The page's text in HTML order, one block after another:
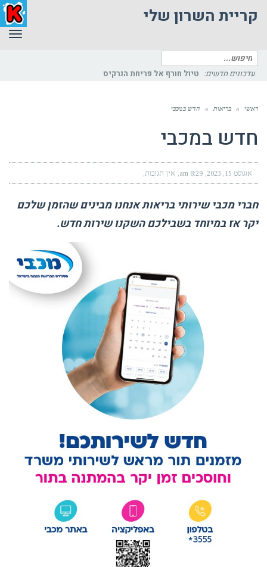
קריית השרון שלי
חיפוש
עבור:
עדכונים חדשים: טיול חורף אל פריחת הנרקיס
ראשי » בריאות » חדש במכבי
חדש במכבי
אוגוסט 15, 2023 8:29 am אין תגובות
חברי מכבי שירותי בריאות אנחנו מבינים שהזמן שלכם
יקר אז במיוחד בשבילכם השקנו שירות חדש.